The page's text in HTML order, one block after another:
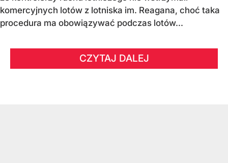
komercyjnych lotów z lotniska im. Reagana, choć taka
procedura ma obowiązywać podczas lotów...
CZYTAJ DALEJ